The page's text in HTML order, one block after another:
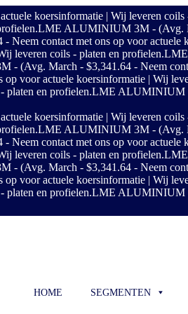
koersinformatie | Wij leveren coils
LME ALUMINIUM 3M - (Avg.
contact met ons op voor actuele
leveren coils - platen en profielen.
(Avg. March - $3,341.64 - Neem
voor actuele koersinformatie | Wij
platen en profielen.LME ALUMINIUM
koersinformatie | Wij leveren coils
LME ALUMINIUM 3M - (Avg.
contact met ons op voor actuele
leveren coils - platen en profielen.
(Avg. March - $3,341.64 - Neem
voor actuele koersinformatie | Wij
platen en profielen.LME ALUMINIUM
HOME SEGMENTEN